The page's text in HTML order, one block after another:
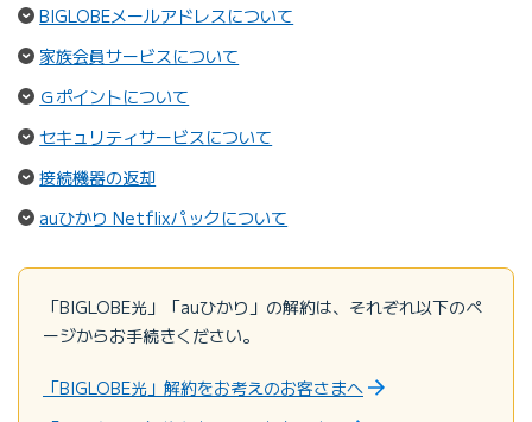
BIGLOBEメールアドレスについて
家族会員サービスについて
Ｇポイントについて
セキュリティサービスについて
接続機器の返却
auひかり Netflixパックについて
「BIGLOBE光」「auひかり」の解約は、それぞれ以下のペ
ージからお手続きください。
「BIGLOBE光」解約をお考えのお客さまへ